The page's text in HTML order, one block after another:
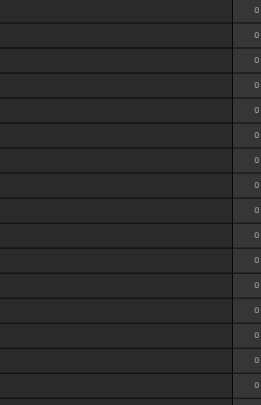
0
0
0
0
0
0
0
0
0
0
0
0
0
0
0
0